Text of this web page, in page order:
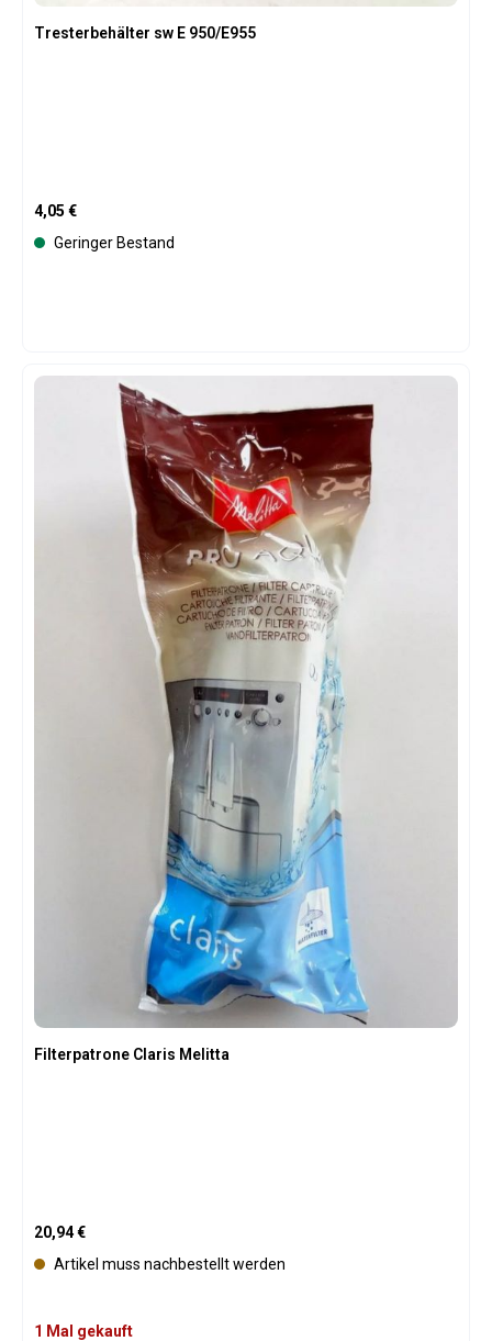
Tresterbehälter sw E 950/E955
Regulärer Preis:
4,05 €
Geringer Bestand
Filterpatrone Claris Melitta
Regulärer Preis:
20,94 €
Artikel muss nachbestellt werden
1 Mal gekauft